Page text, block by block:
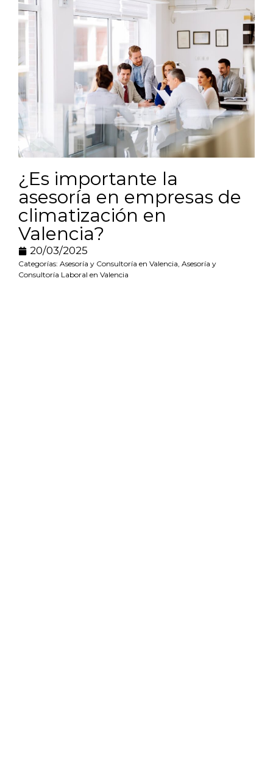
¿Es importante la
asesoría en empresas de
climatización en
Valencia?
20/03/2025
Categorías: Asesoría y Consultoría en Valencia, Asesoría y
Consultoría Laboral en Valencia